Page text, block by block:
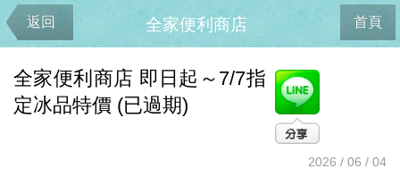
返回 首頁
全家便利商店
全家便利商店 即日起～7/7指
定冰品特價 (已過期)
2026 / 06 / 04